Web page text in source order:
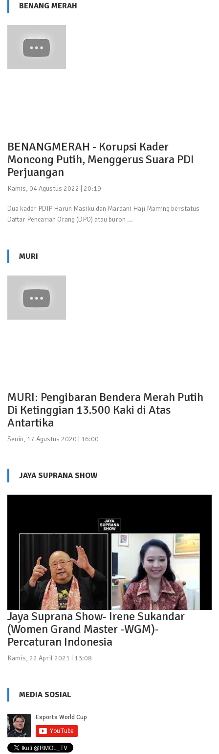
BENANG MERAH
BENANGMERAH - Korupsi Kader
Moncong Putih, Menggerus Suara PDI
Perjuangan
Kamis, 04 Agustus 2022 | 20:19
Dua kader PDIP Harun Masiku dan Mardani Haji Maming berstatus
Daftar Pencarian Orang (DPO) atau buron ...
MURI
MURI: Pengibaran Bendera Merah Putih
Di Ketinggian 13.500 Kaki di Atas
Antartika
Senin, 17 Agustus 2020 | 16:00
JAYA SUPRANA SHOW
Jaya Suprana Show- Irene Sukandar
(Women Grand Master -WGM)-
Percaturan Indonesia
Kamis, 22 April 2021 | 13:08
MEDIA SOSIAL